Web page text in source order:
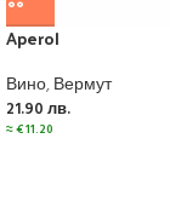
Aperol
Вино,Вермут
21.90 лв.
≈€11.20